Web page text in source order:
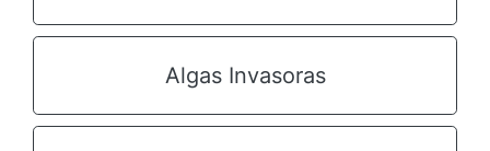
Algas Invasoras